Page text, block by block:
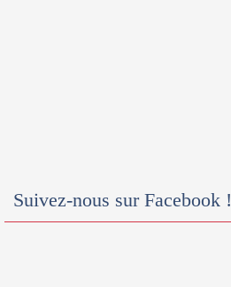
Suivez-nous sur Facebook !